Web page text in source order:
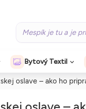
Bytový Textil
oslave – ako ho